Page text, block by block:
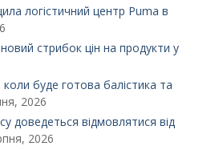
логістичний центр Puma в
стрибок цін на продукти у
буде готова балістика та
2026
доведеться відмовлятися від
2026